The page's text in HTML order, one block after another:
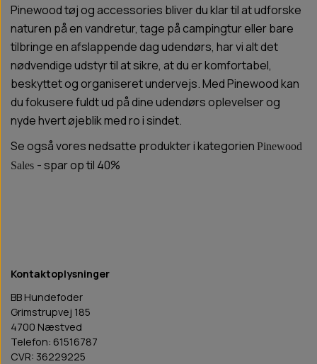
Pinewood tøj og accessories bliver du klar til at udforske
naturen på en vandretur, tage på campingtur eller bare
tilbringe en afslappende dag udendørs, har vi alt det
nødvendige udstyr til at sikre, at du er komfortabel,
beskyttet og organiseret undervejs. Med Pinewood kan
du fokusere fuldt ud på dine udendørs oplevelser og
nyde hvert øjeblik med ro i sindet.
Se også vores nedsatte produkter i kategorien Pinewood
Sales - spar op til 40%
Kontaktoplysninger
BB Hundefoder
Grimstrupvej 185
4700 Næstved
Telefon: 61516787
CVR: 36229225